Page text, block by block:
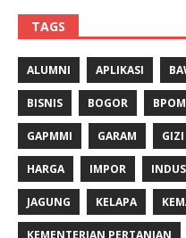
TAGS
ALUMNI APLIKASI
BISNIS BOGOR BPOM
GAPMMI GARAM GIZI
HARGA IMPOR
JAGUNG KELAPA
KEMENTERIAN PERTANIAN